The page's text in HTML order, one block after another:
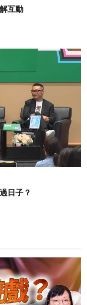
互動
日子？